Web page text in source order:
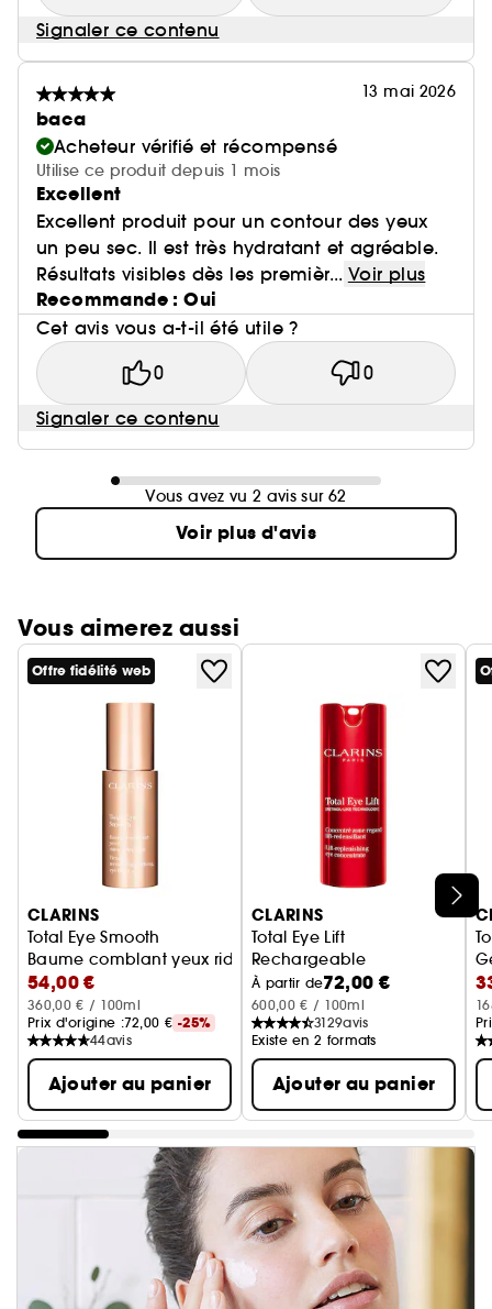
Signaler ce contenu
13 mai 2026
baca
Acheteur vérifié et récompensé
Utilise ce produit depuis 1 mois
Excellent
Excellent produit pour un contour des yeux
un peu sec. Il est très hydratant et agréable.
Résultats visibles dès les premièr... Voir plus
Recommande : Oui
Cet avis vous a-t-il été utile ?
0 0
Signaler ce contenu
Vous avez vu 2 avis sur 62
Voir plus d'avis
Vous aimerez aussi
Ignorer le carrousel produits
Offre fidélité web
CLARINS
Total Eye Smooth
Baume comblant yeux rides et fermeté
54,00 €
360,00 € / 100ml
Prix d'origine :72,00 € -25%
44avis
Ajouter au panier
CLARINS
Total Eye Lift
Rechargeable
Contour des yeux anti-âge
À partir de72,00 €
600,00 € / 100ml
3129avis
Existe en 2 formats
Ajouter au panier